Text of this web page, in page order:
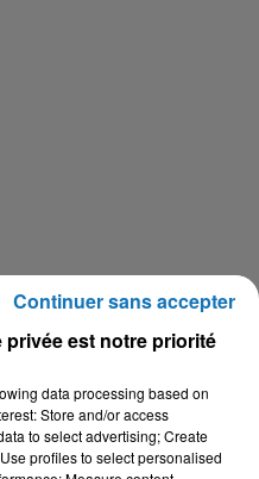
est notre priorité
data processing based on
Store and/or access
to select advertising; Create
profiles to select personalised
Continuer sans accepter